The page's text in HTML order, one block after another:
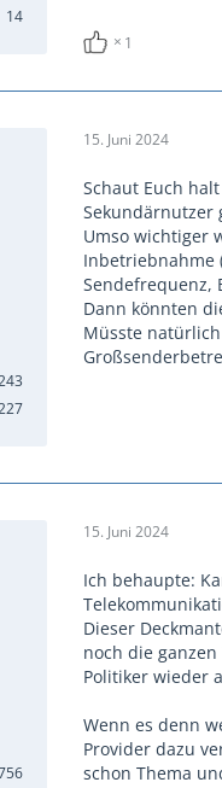
14
1
15. Juni 2024
Schaut Euch
Sekundärnutzer
Umso wichtiger
Inbetriebnahme
Sendefrequenz,
Dann könnten
Müsste
15. Juni 2024
Ich behaupte:
Dieser
noch die
Politiker wieder
Wenn es denn
Provider dazu
schon Thema